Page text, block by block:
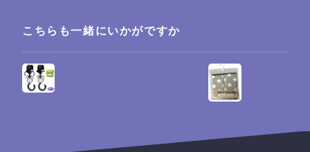
こちらも一緒にいかがですか